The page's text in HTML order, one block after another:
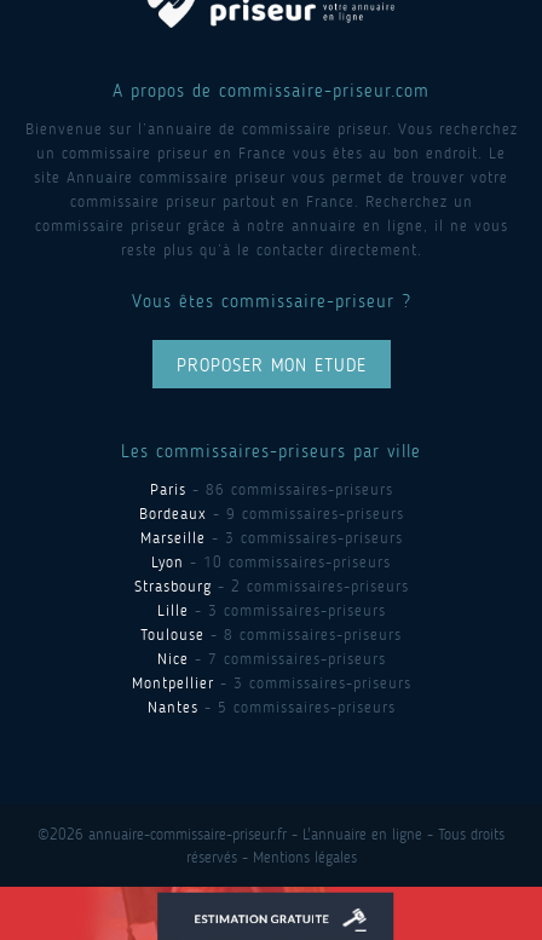
A propos de commissaire-priseur.com
Bienvenue sur l’annuaire de commissaire priseur. Vous recherchez
un commissaire priseur en France vous êtes au bon endroit. Le
site Annuaire commissaire priseur vous permet de trouver votre
commissaire priseur partout en France. Recherchez un
commissaire priseur grâce à notre annuaire en ligne, il ne vous
reste plus qu’à le contacter directement.
Vous êtes commissaire-priseur ?
PROPOSER MON ETUDE
Les commissaires-priseurs par ville
Paris - 86 commissaires-priseurs
Bordeaux - 9 commissaires-priseurs
Marseille - 3 commissaires-priseurs
Lyon - 10 commissaires-priseurs
Strasbourg - 2 commissaires-priseurs
Lille - 3 commissaires-priseurs
Toulouse - 8 commissaires-priseurs
Nice - 7 commissaires-priseurs
Montpellier - 3 commissaires-priseurs
Nantes - 5 commissaires-priseurs
©2026 annuaire-commissaire-priseur.fr - L'annuaire en ligne - Tous droits
réservés - Mentions légales